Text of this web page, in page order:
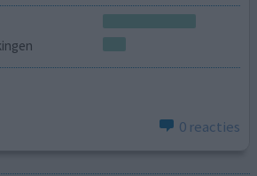
0 reacties